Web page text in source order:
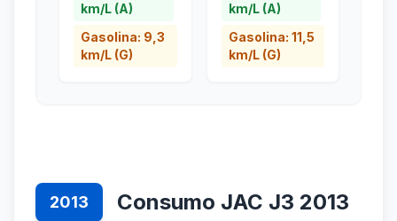
km/L (A)
Gasolina: 9,3
km/L (G)
km/L (A)
Gasolina: 11,5
km/L (G)
2013 Consumo JAC J3 2013